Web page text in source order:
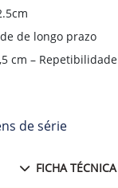
de longo prazo
cm –
de série
FICHA TÉCNICA